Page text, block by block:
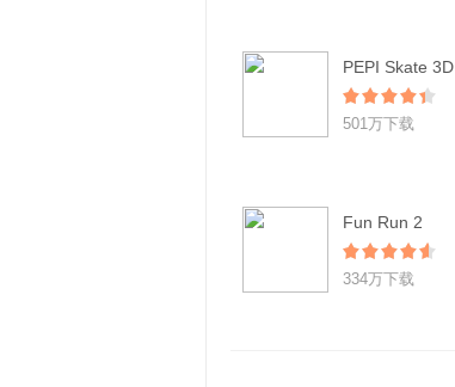
PEPI Skate 3D
501万下载
Fun Run 2
334万下载